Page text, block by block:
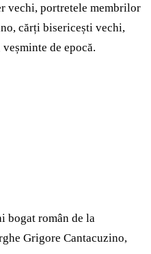
vechi, portretele membrilor
cărți bisericești vechi,
de epocă.
bogat român de la
Grigore Cantacuzino,